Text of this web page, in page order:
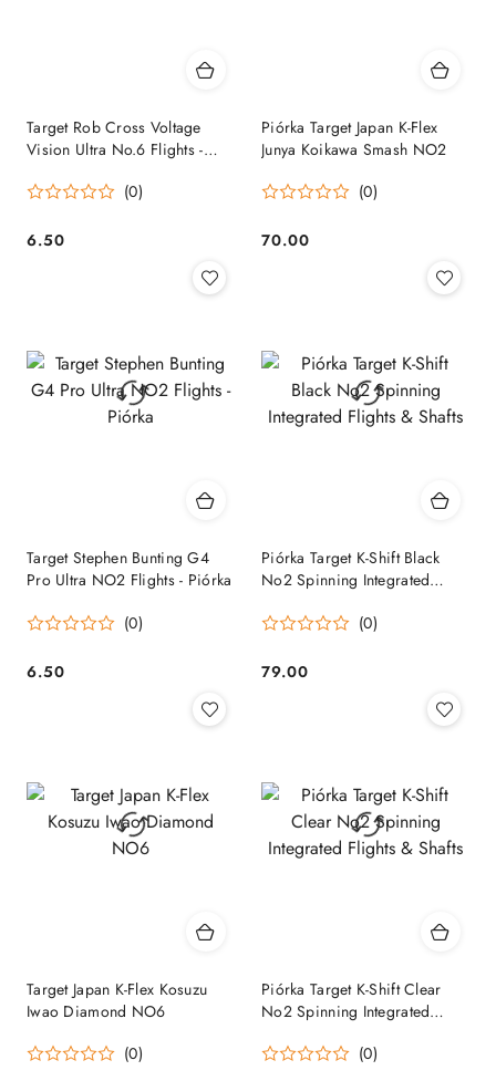
Target Rob Cross Voltage
Vision Ultra No.6 Flights -
(0)
Cena:
6.50
Piórka Target Japan K-Flex
Junya Koikawa Smash NO2
(0)
Cena:
70.00
Target Stephen Bunting G4
Pro Ultra NO2 Flights - Piórka
(0)
Cena:
6.50
Piórka Target K-Shift Black
No2 Spinning Integrated
(0)
Cena:
79.00
Target Japan K-Flex Kosuzu
Iwao Diamond NO6
(0)
Piórka Target K-Shift Clear
No2 Spinning Integrated
(0)